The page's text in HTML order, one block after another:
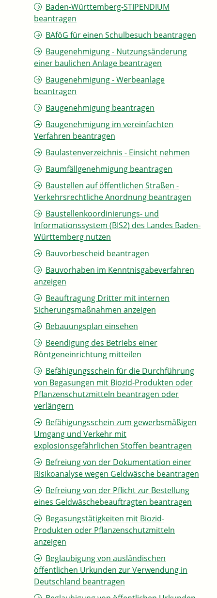
Baden-Württemberg-STIPENDIUM
beantragen
BAföG für einen Schulbesuch beantragen
Baugenehmigung - Nutzungsänderung
einer baulichen Anlage beantragen
Baugenehmigung - Werbeanlage
beantragen
Baugenehmigung beantragen
Baugenehmigung im vereinfachten
Verfahren beantragen
Baulastenverzeichnis - Einsicht nehmen
Baumfällgenehmigung beantragen
Baustellen auf öffentlichen Straßen -
Verkehrsrechtliche Anordnung beantragen
Baustellenkoordinierungs- und
Informationssystem (BIS2) des Landes Baden-
Württemberg nutzen
Bauvorbescheid beantragen
Bauvorhaben im Kenntnisgabeverfahren
anzeigen
Beauftragung Dritter mit internen
Sicherungsmaßnahmen anzeigen
Bebauungsplan einsehen
Beendigung des Betriebs einer
Röntgeneinrichtung mitteilen
Befähigungsschein für die Durchführung
von Begasungen mit Biozid-Produkten oder
Pflanzenschutzmitteln beantragen oder
verlängern
Befähigungsschein zum gewerbsmäßigen
Umgang und Verkehr mit
explosionsgefährlichen Stoffen beantragen
Befreiung von der Dokumentation einer
Risikoanalyse wegen Geldwäsche beantragen
Befreiung von der Pflicht zur Bestellung
eines Geldwäschebeauftragten beantragen
Begasungstätigkeiten mit Biozid-
Produkten oder Pflanzenschutzmitteln
anzeigen
Beglaubigung von ausländischen
öffentlichen Urkunden zur Verwendung in
Deutschland beantragen